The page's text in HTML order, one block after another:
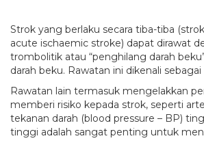
Strok yang berlaku secara tiba-tiba
acute ischaemic stroke) dapat dirawat
trombolitik atau “penghilang darah
darah beku. Rawatan ini dikenali
Rawatan lain termasuk mengelakkan
memberi risiko kepada strok, seperti
tekanan darah (blood pressure – BP)
tinggi adalah sangat penting untuk